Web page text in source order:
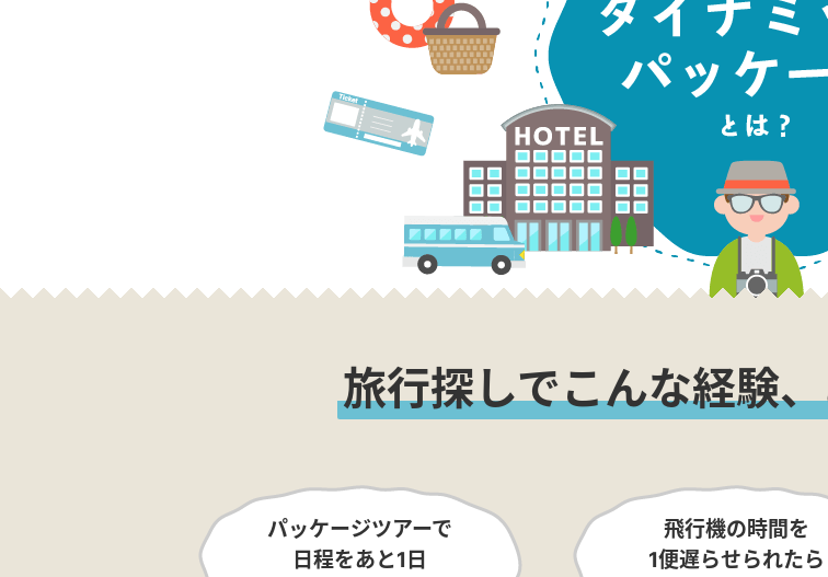
旅行探しでこんな経験
パッケージツアーで
日程をあと1日
飛行機の時間を
1便遅らせられたら